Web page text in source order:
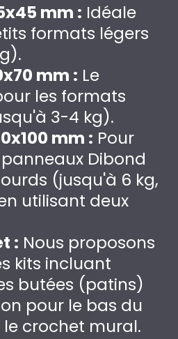
mm : Idéale
formats légers
mm : Le
les formats
3-4 kg).
mm : Pour
Dibond
(jusqu'à 6 kg,
utilisant deux
: Nous proposons
kits incluant
butées (patins)
pour le bas du
crochet mural.